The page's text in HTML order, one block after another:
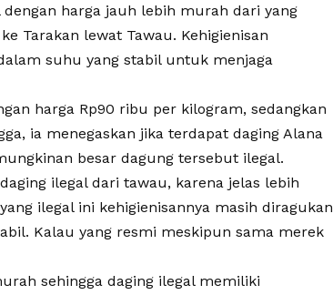
harga jauh lebih murah dari yang
Tarakan lewat Tawau. Kehigienisan
suhu yang stabil untuk menjaga
harga Rp90 ribu per kilogram, sedangkan
ia menegaskan jika terdapat daging Alana
besar dagung tersebut ilegal.
ilegal dari tawau, karena jelas lebih
ilegal ini kehigienisannya masih diragukan
Kalau yang resmi meskipun sama merek
sehingga daging ilegal memiliki